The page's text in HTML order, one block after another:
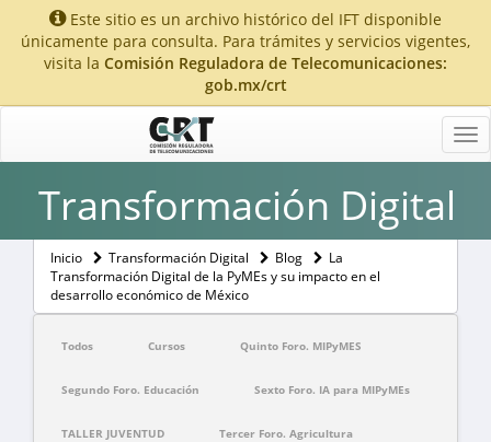
Este sitio es un archivo histórico del IFT disponible
únicamente para consulta. Para trámites y servicios vigentes,
visita la Comisión Reguladora de Telecomunicaciones:
gob.mx/crt
Transformación Digital
Inicio Transformación Digital Blog
La
Transformación Digital de la PyMEs y su impacto en el
desarrollo económico de México
Todos Cursos Quinto Foro. MIPyMES
Segundo Foro. Educación Sexto Foro. IA para MIPyMEs
TALLER JUVENTUD Tercer Foro. Agricultura